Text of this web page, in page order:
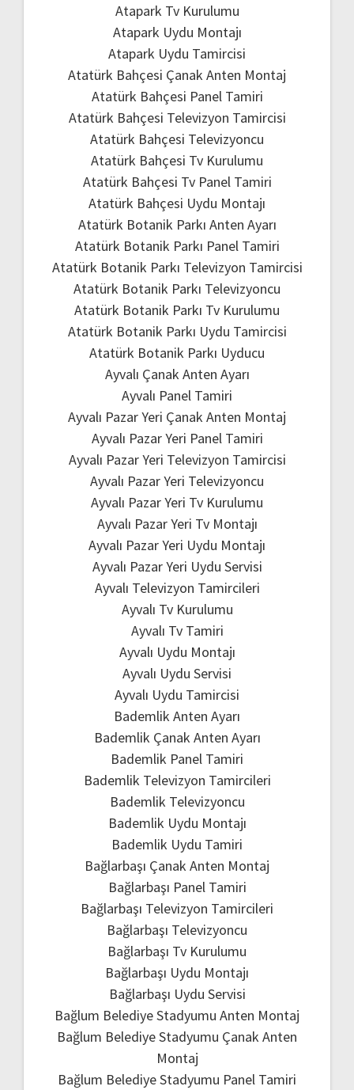
Atapark Tv Kurulumu
Atapark Uydu Montajı
Atapark Uydu Tamircisi
Atatürk Bahçesi Çanak Anten Montaj
Atatürk Bahçesi Panel Tamiri
Atatürk Bahçesi Televizyon Tamircisi
Atatürk Bahçesi Televizyoncu
Atatürk Bahçesi Tv Kurulumu
Atatürk Bahçesi Tv Panel Tamiri
Atatürk Bahçesi Uydu Montajı
Atatürk Botanik Parkı Anten Ayarı
Atatürk Botanik Parkı Panel Tamiri
Atatürk Botanik Parkı Televizyon Tamircisi
Atatürk Botanik Parkı Televizyoncu
Atatürk Botanik Parkı Tv Kurulumu
Atatürk Botanik Parkı Uydu Tamircisi
Atatürk Botanik Parkı Uyducu
Ayvalı Çanak Anten Ayarı
Ayvalı Panel Tamiri
Ayvalı Pazar Yeri Çanak Anten Montaj
Ayvalı Pazar Yeri Panel Tamiri
Ayvalı Pazar Yeri Televizyon Tamircisi
Ayvalı Pazar Yeri Televizyoncu
Ayvalı Pazar Yeri Tv Kurulumu
Ayvalı Pazar Yeri Tv Montajı
Ayvalı Pazar Yeri Uydu Montajı
Ayvalı Pazar Yeri Uydu Servisi
Ayvalı Televizyon Tamircileri
Ayvalı Tv Kurulumu
Ayvalı Tv Tamiri
Ayvalı Uydu Montajı
Ayvalı Uydu Servisi
Ayvalı Uydu Tamircisi
Bademlik Anten Ayarı
Bademlik Çanak Anten Ayarı
Bademlik Panel Tamiri
Bademlik Televizyon Tamircileri
Bademlik Televizyoncu
Bademlik Uydu Montajı
Bademlik Uydu Tamiri
Bağlarbaşı Çanak Anten Montaj
Bağlarbaşı Panel Tamiri
Bağlarbaşı Televizyon Tamircileri
Bağlarbaşı Televizyoncu
Bağlarbaşı Tv Kurulumu
Bağlarbaşı Uydu Montajı
Bağlarbaşı Uydu Servisi
Bağlum Belediye Stadyumu Anten Montaj
Bağlum Belediye Stadyumu Çanak Anten
Montaj
Bağlum Belediye Stadyumu Panel Tamiri